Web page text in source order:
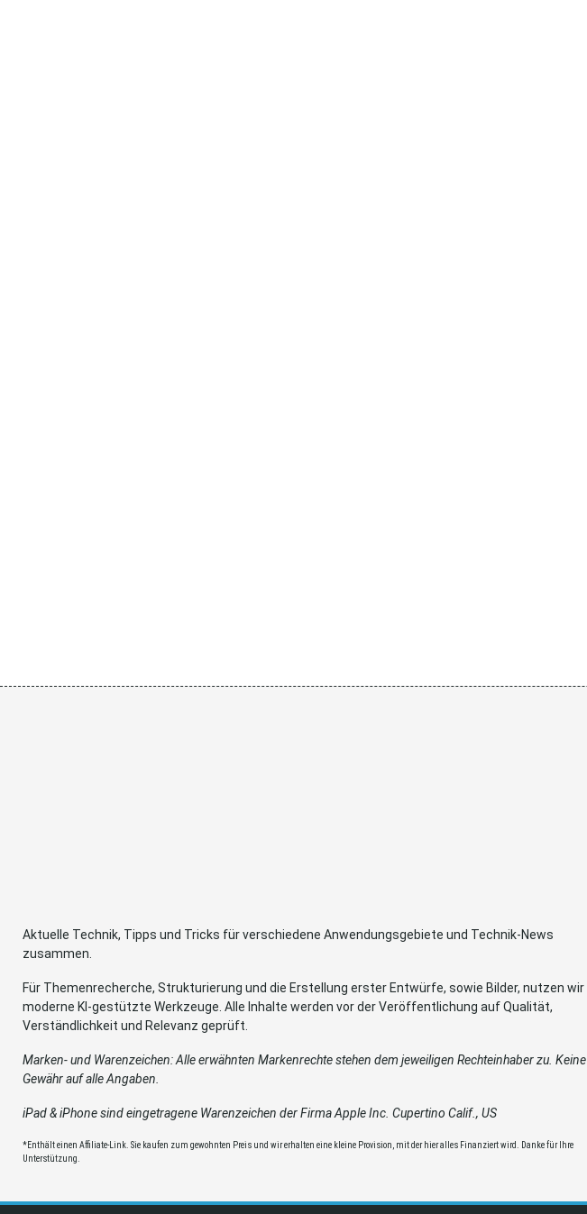
Aktuelle Technik, Tipps und Tricks für verschiedene Anwendungsgebiete und Technik-News
zusammen.
Für Themenrecherche, Strukturierung und die Erstellung erster Entwürfe, sowie Bilder, nutzen wir
moderne KI-gestützte Werkzeuge. Alle Inhalte werden vor der Veröffentlichung auf Qualität,
Verständlichkeit und Relevanz geprüft.
Marken- und Warenzeichen: Alle erwähnten Markenrechte stehen dem jeweiligen Rechteinhaber zu. Keine
Gewähr auf alle Angaben.
iPad & iPhone sind eingetragene Warenzeichen der Firma Apple Inc. Cupertino Calif., US
*Enthält einen Affiliate-Link. Sie kaufen zum gewohnten Preis und wir erhalten eine kleine Provision, mit der hier alles Finanziert wird. Danke für Ihre
Unterstützung.